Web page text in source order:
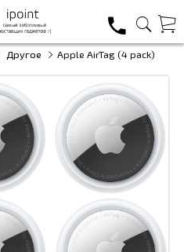
Другое Apple AirTag (4 pack)